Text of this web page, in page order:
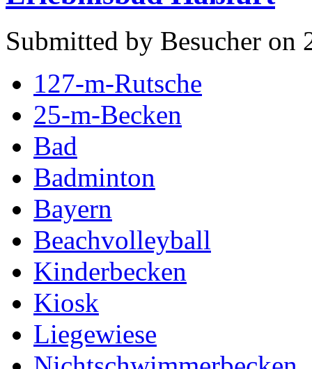
Submitted by Besucher on
127-m-Rutsche
25-m-Becken
Bad
Badminton
Bayern
Beachvolleyball
Kinderbecken
Kiosk
Liegewiese